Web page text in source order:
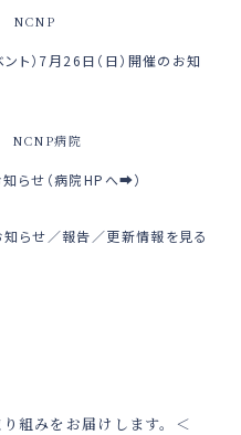
NCNP
ト）7月26日（日）開催のお知
NCNP病院
らせ（病院HPへ➡）
知らせ／報告／更新情報を見る
組みをお届けします。＜